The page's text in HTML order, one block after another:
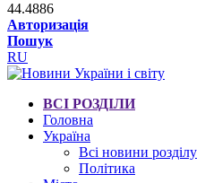
44.4886
Авторизація
Пошук
RU
ВСІ РОЗДІЛИ
Головна
Україна
Всі новини розділу
Політика